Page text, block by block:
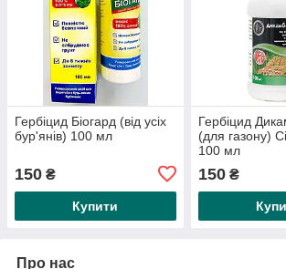
Гербіцид Біогард (від усіх
бур'янів) 100 мл
150 ₴
Купити
Гербіцид
(для газону)
100 мл
150₴
Про нас